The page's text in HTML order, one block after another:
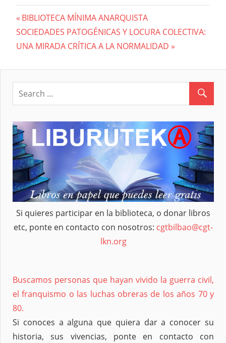
Navegación
de
entradas
Previous
Post:
BIBLIOTECA MÍNIMA ANARQUISTA
Next
Post:
SOCIEDADES PATOGÉNICAS Y LOCURA COLECTIVA:
UNA MIRADA CRÍTICA A LA NORMALIDAD
Si quieres participar en la biblioteca, o donar libros
etc, ponte en contacto con nosotros: cgtbilbao@cgt-
lkn.org
Buscamos personas que hayan vivido la guerra civil,
el franquismo o las luchas obreras de los años 70 y
80.
Si conoces a alguna que quiera dar a conocer su
historia, sus vivencias, ponte en contacto con